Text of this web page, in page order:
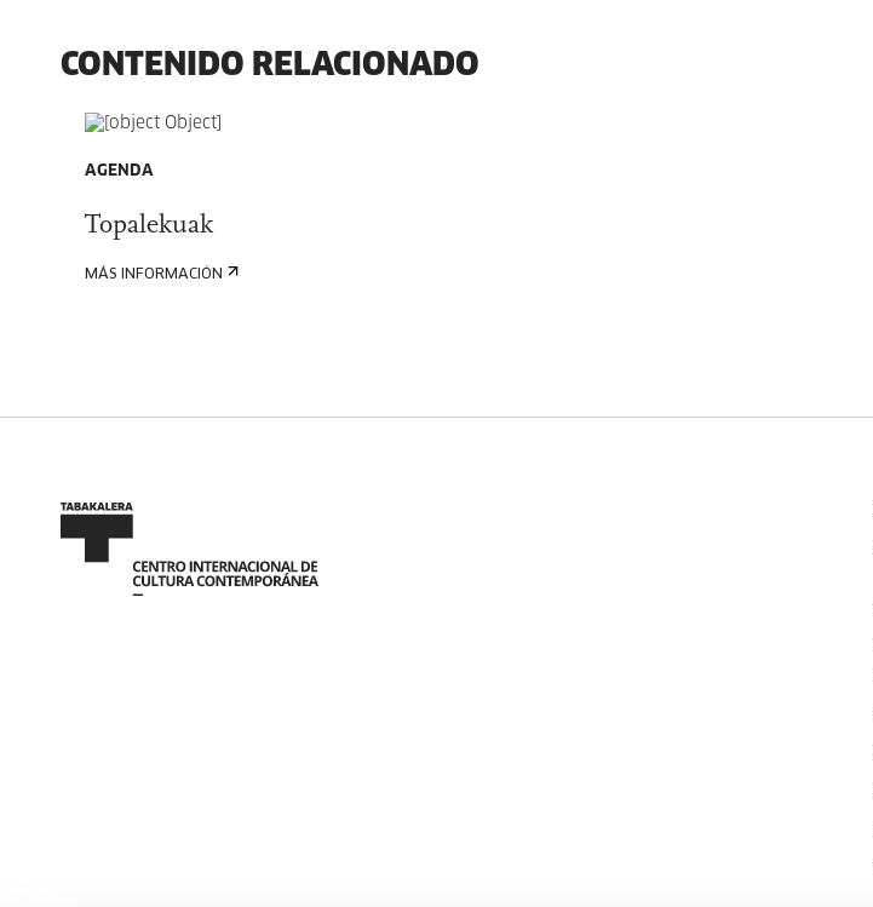
CONTENIDO RELACIONADO
AGENDA
Topalekuak
MÁS INFORMACIÓN